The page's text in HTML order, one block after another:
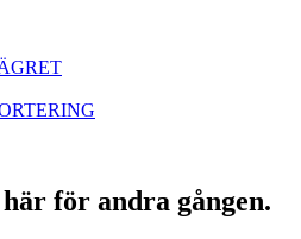
för andra gången.